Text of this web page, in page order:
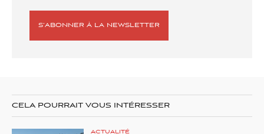
S’ABONNER À LA NEWSLETTER
CELA POURRAIT VOUS INTÉRESSER
ACTUALITÉ